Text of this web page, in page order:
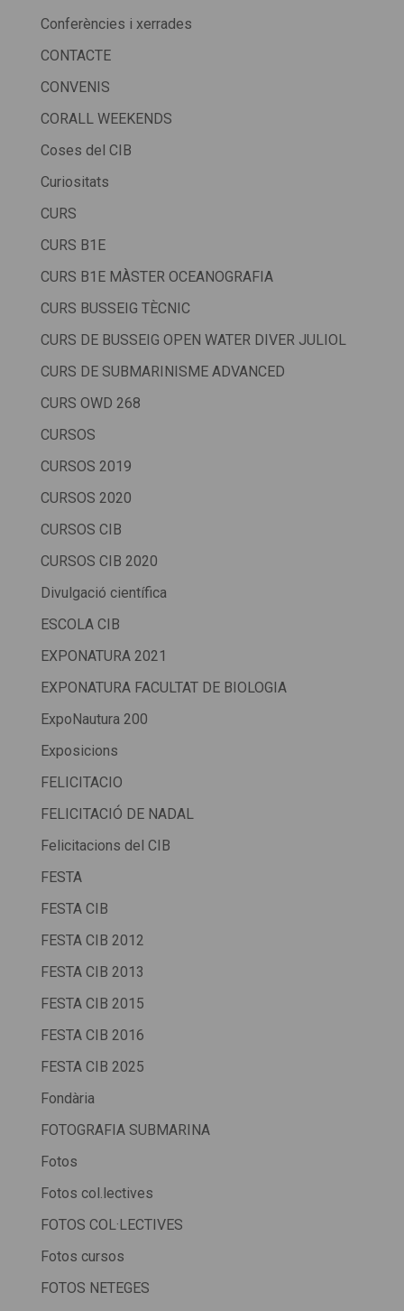
Conferències i xerrades
CONTACTE
CONVENIS
CORALL WEEKENDS
Coses del CIB
Curiositats
CURS
CURS B1E
CURS B1E MÀSTER OCEANOGRAFIA
CURS BUSSEIG TÈCNIC
CURS DE BUSSEIG OPEN WATER DIVER JULIOL
CURS DE SUBMARINISME ADVANCED
CURS OWD 268
CURSOS
CURSOS 2019
CURSOS 2020
CURSOS CIB
CURSOS CIB 2020
Divulgació científica
ESCOLA CIB
EXPONATURA 2021
EXPONATURA FACULTAT DE BIOLOGIA
ExpoNautura 200
Exposicions
FELICITACIO
FELICITACIÓ DE NADAL
Felicitacions del CIB
FESTA
FESTA CIB
FESTA CIB 2012
FESTA CIB 2013
FESTA CIB 2015
FESTA CIB 2016
FESTA CIB 2025
Fondària
FOTOGRAFIA SUBMARINA
Fotos
Fotos col.lectives
FOTOS COL·LECTIVES
Fotos cursos
FOTOS NETEGES